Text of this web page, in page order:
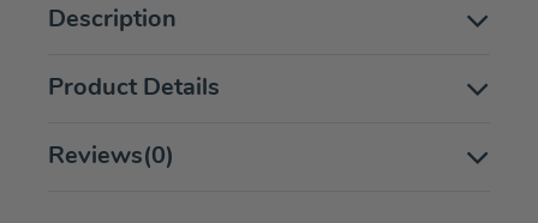
Description
Product Details
Reviews(0)